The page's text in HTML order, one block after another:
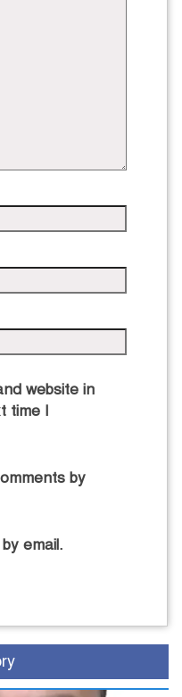
website in
time I
by
email.